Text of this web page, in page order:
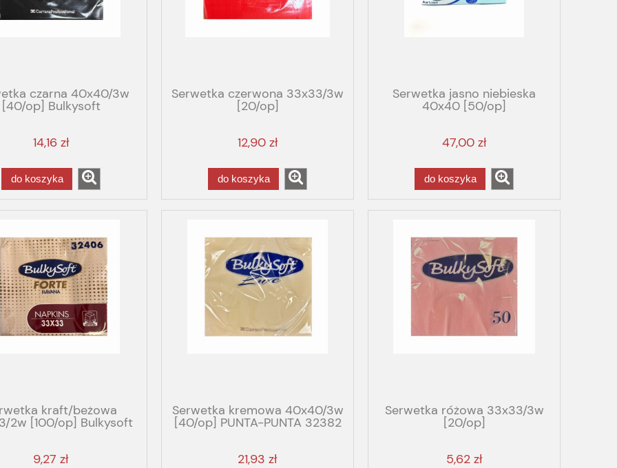
czarna 40x40/3w
[40/op] Bulkysoft
14,16 zł
do koszyka
Serwetka czerwona 33x33/3w
[20/op]
12,90 zł
do koszyka
Serwetka jasno niebieska
40x40 [50/op]
47,00 zł
do koszyka
kraft/beżowa
2w [100/op] Bulkysoft
HAVANA FORTE
9,27 zł
Serwetka kremowa 40x40/3w
[40/op] PUNTA-PUNTA 32382
21,93 zł
Serwetka różowa 33x33/3w
[20/op]
5,62 zł